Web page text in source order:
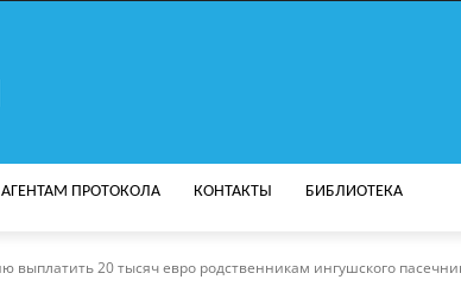
АГЕНТАМ ПРОТОКОЛА КОНТАКТЫ БИБЛИОТЕКА
выплатить 20 тысяч евро родственникам ингушского